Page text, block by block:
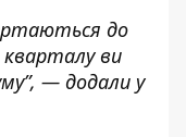
до
ви
— додали у